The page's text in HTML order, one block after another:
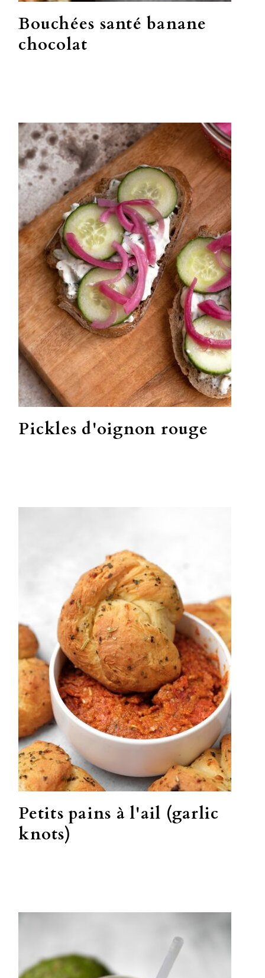
Bouchées santé banane
chocolat
Pickles d'oignon rouge
Petits pains à l'ail (garlic
knots)